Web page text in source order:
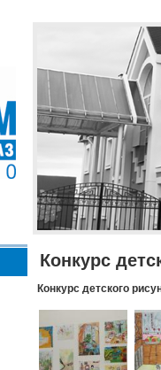
Конкурс
Конкурс детского